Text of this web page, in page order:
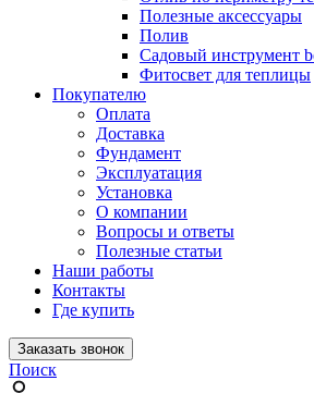
Полезные аксессуары
Полив
Садовый инструмент
Фитосвет для теплицы
Покупателю
Оплата
Доставка
Фундамент
Эксплуатация
Установка
О компании
Вопросы и ответы
Полезные статьи
Наши работы
Контакты
Где купить
Заказать звонок
Поиск